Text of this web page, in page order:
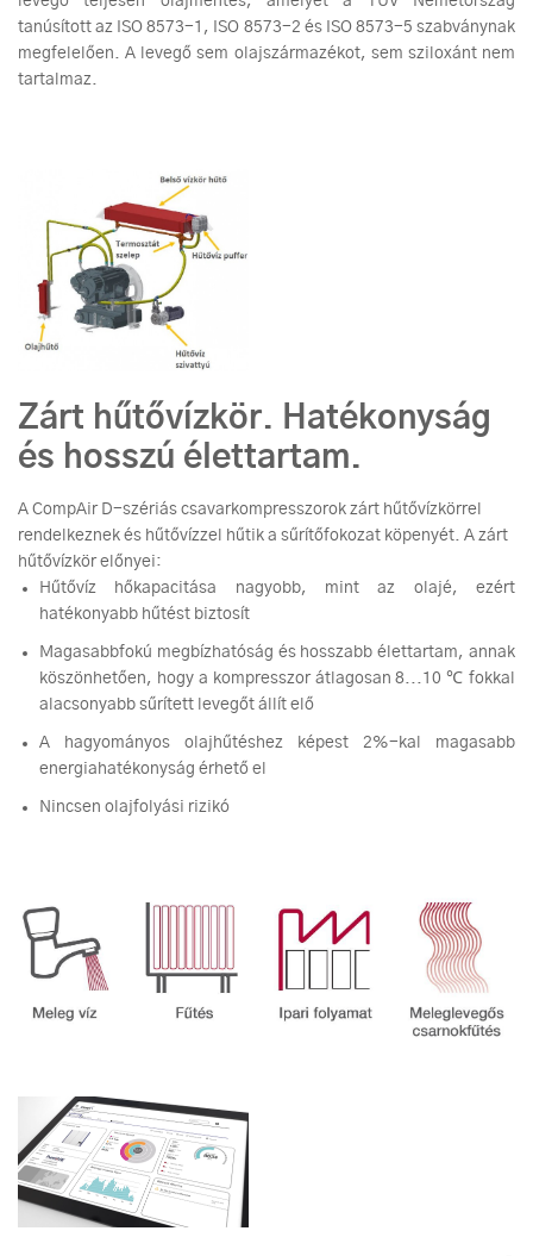
tanúsított az ISO 8573-1, ISO 8573-2 és ISO 8573-5 szabványnak
megfelelően. A levegő sem olajszármazékot, sem sziloxánt nem
tartalmaz.
Zárt hűtővízkör. Hatékonyság
és hosszú élettartam.
A CompAir D-szériás csavarkompresszorok zárt hűtővízkörrel
rendelkeznek és hűtővízzel hűtik a sűrítőfokozat köpenyét. A zárt
hűtővízkör előnyei:
Hűtővíz hőkapacitása nagyobb, mint az olajé, ezért
hatékonyabb hűtést biztosít
Magasabbfokú megbízhatóság és hosszabb élettartam, annak
köszönhetően, hogy a kompresszor átlagosan 8...10 ℃ fokkal
alacsonyabb sűrített levegőt állít elő
A hagyományos olajhűtéshez képest 2%-kal magasabb
energiahatékonyság érhető el
Nincsen olajfolyási rizikó